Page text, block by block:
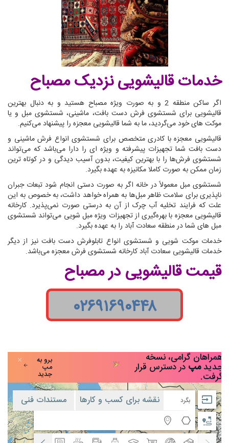
خدمات قالیشویی نزدیک مصباح
اگر ساکن منطقه 2 و به صورت ویژه مصباح هستید و به دنبال بهترین
قالیشویی برای شستشوی فرش دست بافت، ماشینی، شستشوی مبل و یا
موکت های خود می‌گردید، ما به شما قالیشویی معجزه را پیشنهاد می‌کنیم.
قالیشویی معجزه با کادری متخصص برای شستشوی انواع فرش ماشینی و
دست بافت شما تجهیزات پیشرفته و ویژه ای را دارا می‌باشد که می‌تواند
شستشوی فرش‌ها را با بهترین کیفیت، بدون آسیب دیدگی و در کوتاه ترین
زمان ممکن به صورت کاملا مکانیزه به عهده بگیرد.
شستشوی مبل معمولاً در خانه اگر به صورت دستی انجام شود تبعات جبران
ناپذیری برای سلامت ظاهر مبل‌ها به همراه خواهد داشت، به خصوص به این
علت که فرایند تخلیه آب چرک از آن به درستی صورت نمی‌پذیرد. کارخانه
قالیشویی معجزه با بهره‌گیری از تجهیزات ویژه مبل شویی می‌تواند شستشوی
مبل های شما در منطقه سعادت آباد را به عهده بگیرد.
خدمات موکت شویی و شستشوی انواع تابلوفرش دست بافت نیز از دیگر
خدمات قالیشویی سعادت آباد کارخانه شستشوی فرش معجزه می‌باشد.
قیمت قالیشویی در مصباح
۰۲۶۹۱۶۹۰۴۴۸